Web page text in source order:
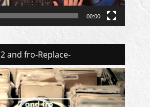
00:00
2 and fro-Replace-